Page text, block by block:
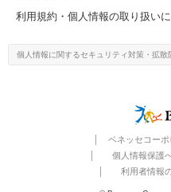
利用規約・個人情報の取り扱い
個人情報に関するセキュリティ対策・ 拡散
ベネッセコー
個人情報保護
利用者情報